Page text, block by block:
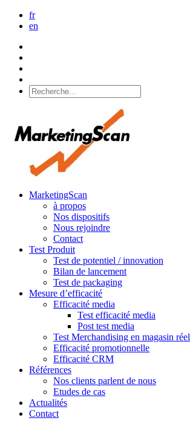
fr
en
MarketingScan
à propos
Nos dispositifs
Nous rejoindre
Contact
Test Produit
Test de potentiel / innovation
Bilan de lancement
Test de packaging
Mesure d’efficacité
Efficacité media
Test efficacité media
Post test media
Test Merchandising en magasin réel
Efficacité promotionnelle
Efficacité CRM
Références
Nos clients parlent de nous
Etudes de cas
Actualités
Contact